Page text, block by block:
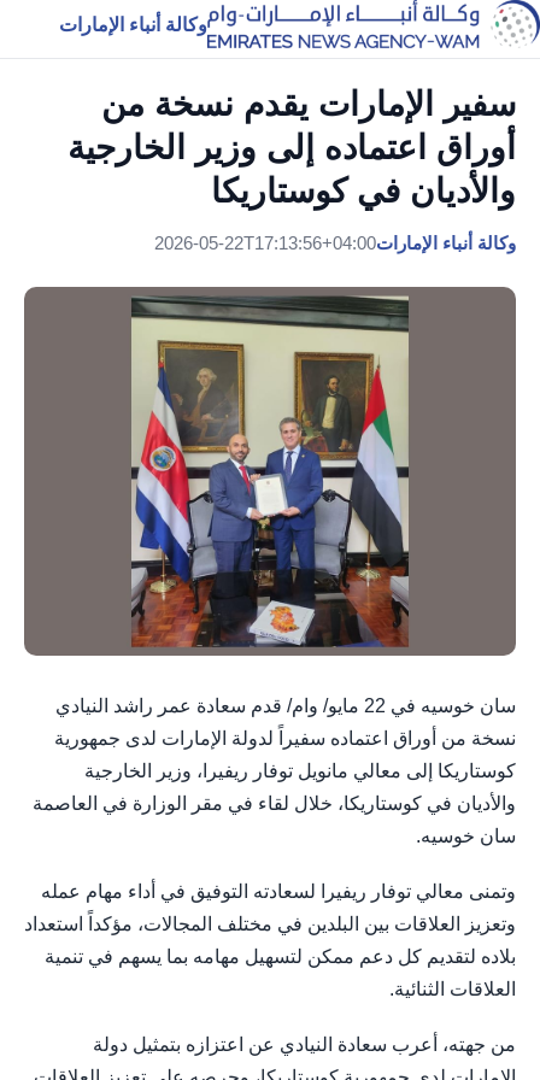
وكالة أنباء الإمارات
سفير الإمارات يقدم نسخة من
أوراق اعتماده إلى وزير الخارجية
والأديان في كوستاريكا
وكالة أنباء الإمارات2026-05-22T17:13:56+04:00
سان خوسيه في 22 مايو/ وام/ قدم سعادة عمر راشد النيادي
نسخة من أوراق اعتماده سفيراً لدولة الإمارات لدى جمهورية
كوستاريكا إلى معالي مانويل توفار ريفيرا، وزير الخارجية
والأديان في كوستاريكا، خلال لقاء في مقر الوزارة في العاصمة
سان خوسيه.
وتمنى معالي توفار ريفيرا لسعادته التوفيق في أداء مهام عمله
وتعزيز العلاقات بين البلدين في مختلف المجالات، مؤكداً استعداد
بلاده لتقديم كل دعم ممكن لتسهيل مهامه بما يسهم في تنمية
العلاقات الثنائية.
من جهته، أعرب سعادة النيادي عن اعتزازه بتمثيل دولة